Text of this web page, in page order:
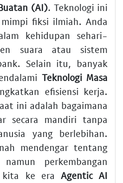
(AI). Teknologi ini
fiksi ilmiah. Anda
kehidupan sehari-
suara atau sistem
Selain itu, banyak
Teknologi Masa
efisiensi kerja.
ini adalah bagaimana
secara mandiri tanpa
yang berlebihan.
mendengar tentang
perkembangan
kita ke era Agentic AI